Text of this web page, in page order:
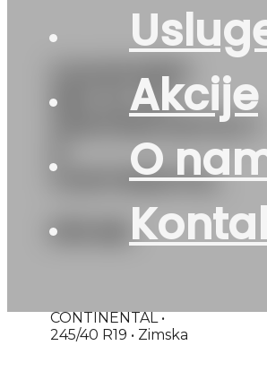
Akcije
O
G245/40R19
98V XL FR
WINTERCONTACT
CONTINENTAL
575
CONTINENTAL •
245/40 R19 • Zimska